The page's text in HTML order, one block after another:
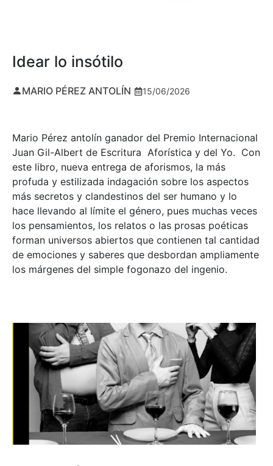
Idear lo insótilo
MARIO PÉREZ ANTOLÍN 15/06/2026
Mario Pérez antolín ganador del Premio Internacional
Juan Gil-Albert de Escritura Aforística y del Yo. Con
este libro, nueva entrega de aforismos, la más
profuda y estilizada indagación sobre los aspectos
más secretos y clandestinos del ser humano y lo
hace llevando al límite el género, pues muchas veces
los pensamientos, los relatos o las prosas poéticas
forman universos abiertos que contienen tal cantidad
de emociones y saberes que desbordan ampliamente
los márgenes del simple fogonazo del ingenio.